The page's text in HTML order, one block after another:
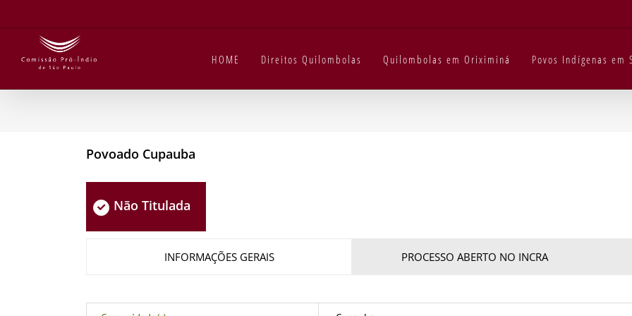
HOME Direitos Quilombolas Quilombolas em Oriximiná Povos Indígenas em
Povoado Cupauba
Não Titulada
INFORMAÇÕES GERAIS PROCESSO ABERTO NO INCRA